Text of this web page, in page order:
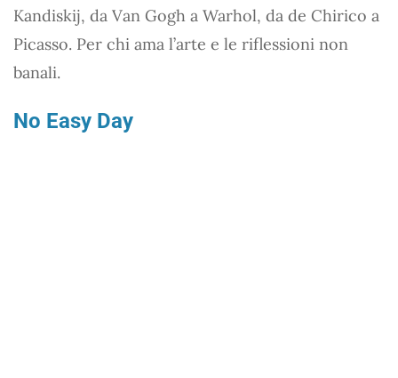
Kandiskij, da Van Gogh a Warhol, da de Chirico a
Picasso. Per chi ama l’arte e le riflessioni non
banali.
No Easy Day